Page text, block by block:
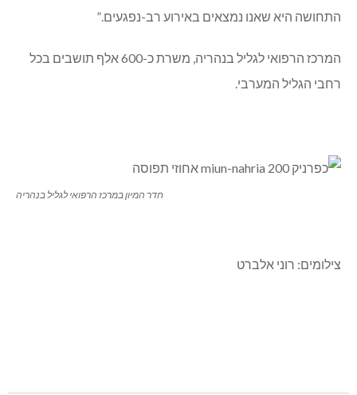
התחושה היא שאנו נמצאים באירוע רב-נפגעים.”
המרכז הרפואי לגליל בנהריה, משרת כ-600 אלף תושבים בכל
רחבי הגליל המערבי.
חדר המיון במרכז הרפואי לגליל בנהריה
צילומים: רוני אלברט